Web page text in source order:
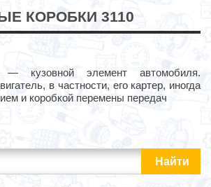
КОРОБКИ 3110
— кузовной элемент автомобиля.
в частности, его картер, иногда
и коробкой перемены передач